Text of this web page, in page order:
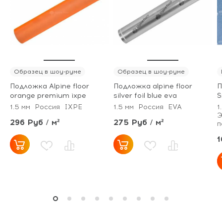
Образец в шоу-руме
Подложка Alpine floor
orange premium ixpe
1.5 мм
Россия IXPE
296 Руб / м²
Образец в шоу-руме
Подложка alpine floor
silver foil blue eva
1.5 мм
Россия EVA
275 Руб / м²